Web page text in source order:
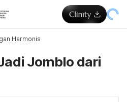
Harmonis
Jomblo dari